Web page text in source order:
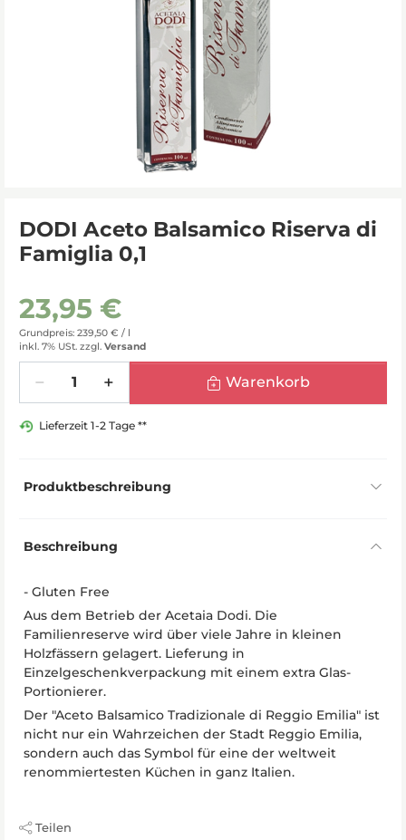
DODI Aceto Balsamico Riserva di
Famiglia 0,1
23,95 €
Grundpreis: 239,50 € / l
inkl. 7% USt. zzgl. Versand
Warenkorb
Lieferzeit 1-2 Tage **
Produktbeschreibung
Beschreibung
- Gluten Free
Aus dem Betrieb der Acetaia Dodi. Die
Familienreserve wird über viele Jahre in kleinen
Holzfässern gelagert. Lieferung in
Einzelgeschenkverpackung mit einem extra Glas-
Portionierer.
Der "Aceto Balsamico Tradizionale di Reggio Emilia" ist
nicht nur ein Wahrzeichen der Stadt Reggio Emilia,
sondern auch das Symbol für eine der weltweit
renommiertesten Küchen in ganz Italien.
Teilen